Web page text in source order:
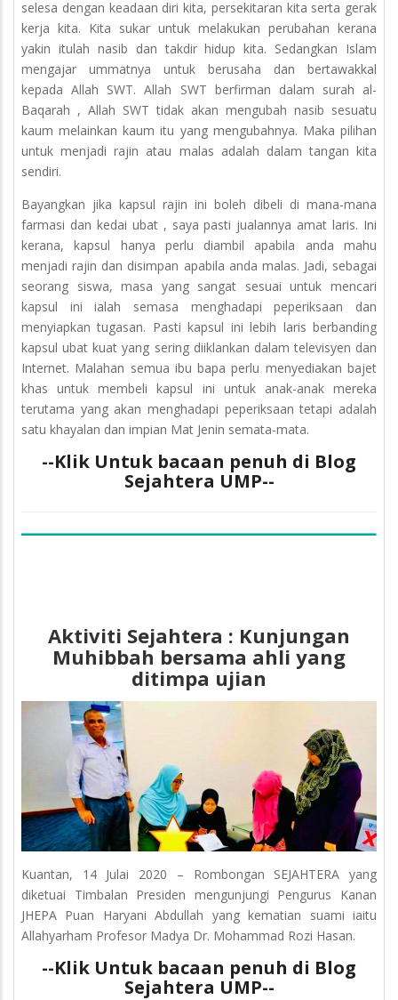
selesa dengan keadaan diri kita, persekitaran kita serta gerak
kerja kita. Kita sukar untuk melakukan perubahan kerana
yakin itulah nasib dan takdir hidup kita. Sedangkan Islam
mengajar ummatnya untuk berusaha dan bertawakkal
kepada Allah SWT. Allah SWT berfirman dalam surah al-
Baqarah , Allah SWT tidak akan mengubah nasib sesuatu
kaum melainkan kaum itu yang mengubahnya. Maka pilihan
untuk menjadi rajin atau malas adalah dalam tangan kita
sendiri.
Bayangkan jika kapsul rajin ini boleh dibeli di mana-mana
farmasi dan kedai ubat , saya pasti jualannya amat laris. Ini
kerana, kapsul hanya perlu diambil apabila anda mahu
menjadi rajin dan disimpan apabila anda malas. Jadi, sebagai
seorang siswa, masa yang sangat sesuai untuk mencari
kapsul ini ialah semasa menghadapi peperiksaan dan
menyiapkan tugasan. Pasti kapsul ini lebih laris berbanding
kapsul ubat kuat yang sering diiklankan dalam televisyen dan
Internet. Malahan semua ibu bapa perlu menyediakan bajet
khas untuk membeli kapsul ini untuk anak-anak mereka
terutama yang akan menghadapi peperiksaan tetapi adalah
satu khayalan dan impian Mat Jenin semata-mata.
--Klik Untuk bacaan penuh di Blog
Sejahtera UMP--
Aktiviti Sejahtera : Kunjungan
Muhibbah bersama ahli yang
ditimpa ujian
Kuantan, 14 Julai 2020 – Rombongan SEJAHTERA yang
diketuai Timbalan Presiden mengunjungi Pengurus Kanan
JHEPA Puan Haryani Abdullah yang kematian suami iaitu
Allahyarham Profesor Madya Dr. Mohammad Rozi Hasan.
--Klik Untuk bacaan penuh di Blog
Sejahtera UMP--